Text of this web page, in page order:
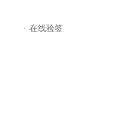
· 在线验签